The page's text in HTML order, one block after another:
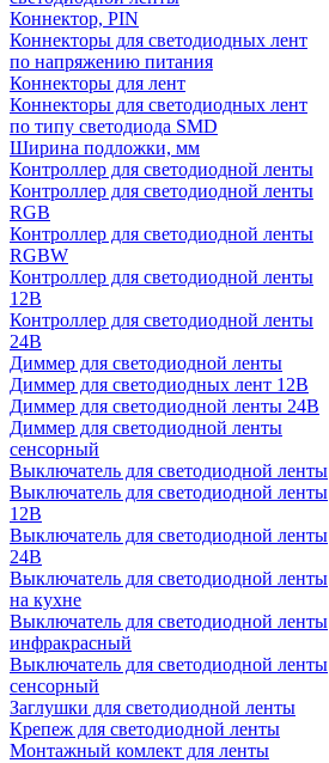
Коннектор, PIN
Коннекторы для светодиодных лент
по напряжению питания
Коннекторы для лент
Коннекторы для светодиодных лент
по типу светодиода SMD
Ширина подложки, мм
Контроллер для светодиодной ленты
Контроллер для светодиодной ленты
RGB
Контроллер для светодиодной ленты
RGBW
Контроллер для светодиодной ленты
12В
Контроллер для светодиодной ленты
24В
Диммер для светодиодной ленты
Диммер для светодиодных лент 12В
Диммер для светодиодной ленты 24В
Диммер для светодиодной ленты
сенсорный
Выключатель для светодиодной ленты
Выключатель для светодиодной ленты
12В
Выключатель для светодиодной ленты
24В
Выключатель для светодиодной ленты
на кухне
Выключатель для светодиодной ленты
инфракрасный
Выключатель для светодиодной ленты
сенсорный
Заглушки для светодиодной ленты
Крепеж для светодиодной ленты
Монтажный комлект для ленты